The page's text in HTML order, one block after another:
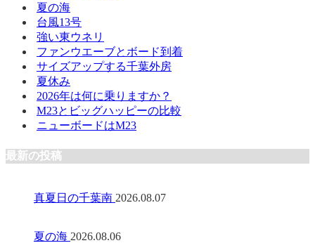
夏の海
台風13号
強い東ウネリ
ファンウエーブとボード到着
サイズアップする千葉外房
夏休み
2026年は何に乗りますか？
M23とビッグハッピーの比較
ニューボードはM23
最新の投稿
真夏日の千葉南 2026.08.07
夏の海 2026.08.06